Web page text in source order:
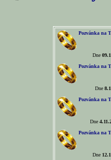
Pozvánka na
Dne
Pozvánka na
Dne
Pozvánka na
Dne
Pozvánka na
Dne